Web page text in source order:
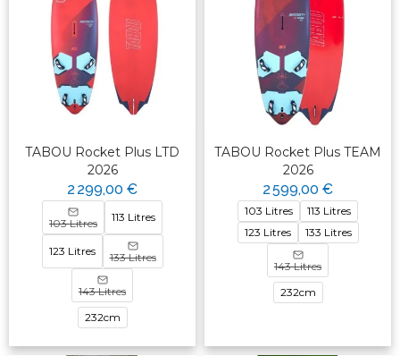
TABOU Rocket Plus LTD
2026
2 299,00 €
103 Litres 113 Litres
123 Litres 133 Litres
143 Litres
232cm
TABOU Rocket Plus TEAM
2026
2 599,00 €
103 Litres
113 Litres
123 Litres
133 Litres
143 Litres
232cm